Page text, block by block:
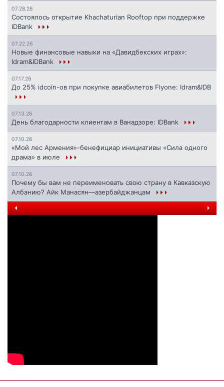
07.28.26
Состоялось открытие Khachaturian Rooftop при поддержке
IDBank
07.22.26
Новые финансовые навыки на «Давидбекских играх»:
Idram&IDBank
07.17.26
До 25% idcoin-ов при покупке авиабилетов Flyone: Idram&IDB
07.13.26
День благодарности клиентам в Ванадзоре: IDBank
07.10.26
«Мой лес Армения»-бенефициар инициативы «Сила одного
драма» в июле
07.10.26
Почему бы вам не переименовать свою страну в Кавказскую
Албанию? Айк Манасян—азербайджанцам